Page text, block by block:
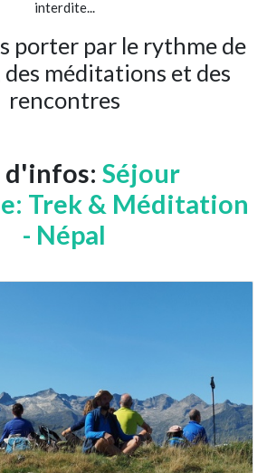
interdite...
porter par le rythme de
des méditations et des
rencontres
d'infos: Séjour
Trek & Méditation
- Népal